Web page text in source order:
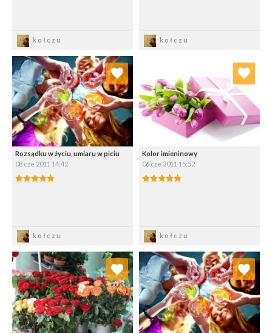
kołczu kołczu
Rozsądku w życiu, umiaru w piciu
08 cze 2011 14:42
5.00/5
kołczu
Dodaj do ulubionych
Wybierz listę:
Kolor imieninowy
06 cze 2011 15:52
5.00/5
kołczu
Dodaj do ulubionych
Wybierz listę:
Dodaj do ulubionych
Wybierz listę:
Dodaj do ulubionych
Wybierz listę: